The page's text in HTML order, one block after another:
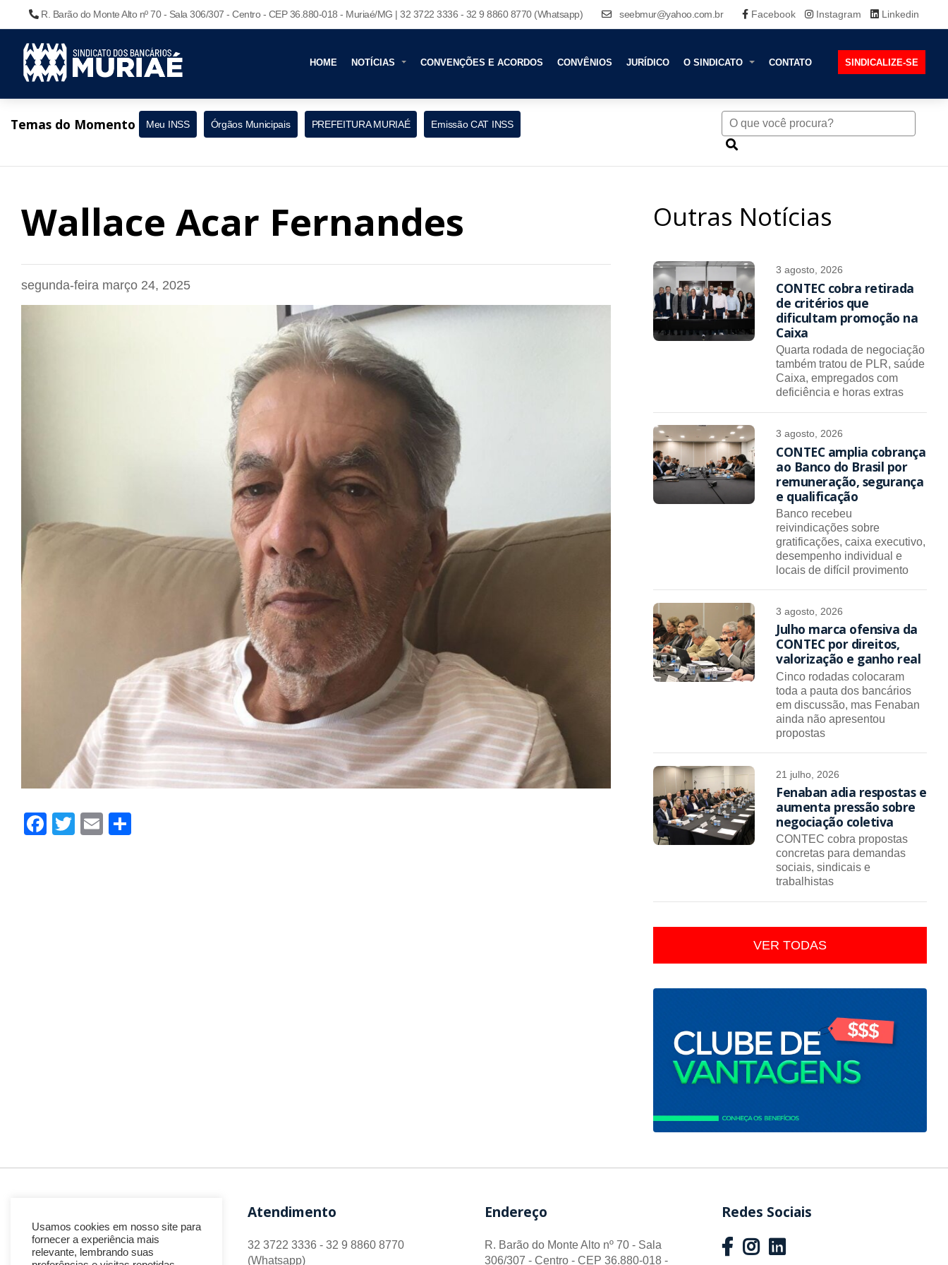
R. Barão do Monte Alto nº 70 - Sala 306/307 - Centro - CEP 36.880-018 - Muriaé/MG | 32 3722 3336 - 32 9 8860 8770 (Whatsapp) seebmur@yahoo.com.br Facebook Instagram Linkedin
HOME NOTÍCIAS CONVENÇÕES E ACORDOS CONVÊNIOS JURÍDICO O SINDICATO CONTATO SINDICALIZE-SE
Temas do Momento Meu INSS Órgãos Municipais PREFEITURA MURIAÉ Emissão CAT INSS
Wallace Acar Fernandes
segunda-feira março 24, 2025
Facebook
Twitter
Email
Outras Notícias
3 agosto, 2026
CONTEC cobra retirada
de critérios que
dificultam promoção na
Caixa
Quarta rodada de negociação
também tratou de PLR, saúde
Caixa, empregados com
deficiência e horas extras
3 agosto, 2026
CONTEC amplia cobrança
ao Banco do Brasil por
remuneração, segurança
e qualificação
Banco recebeu
reivindicações sobre
gratificações, caixa executivo,
desempenho individual e
locais de difícil provimento
3 agosto, 2026
Julho marca ofensiva da
CONTEC por direitos,
valorização e ganho real
Cinco rodadas colocaram
toda a pauta dos bancários
em discussão, mas Fenaban
ainda não apresentou
propostas
21 julho, 2026
Fenaban adia respostas e
aumenta pressão sobre
negociação coletiva
CONTEC cobra propostas
concretas para demandas
sociais, sindicais e
trabalhistas
VER TODAS
Atendimento
32 3722 3336 - 32 9 8860 8770
(Whatsapp)
Endereço
R. Barão do Monte Alto nº 70 - Sala
306/307 - Centro - CEP 36.880-018 -
Redes Sociais
Usamos cookies em nosso site para
fornecer a experiência mais
relevante, lembrando suas